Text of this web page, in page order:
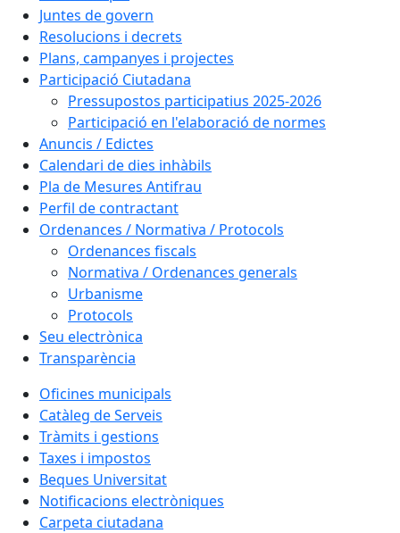
Juntes de govern
Resolucions i decrets
Plans, campanyes i projectes
Participació Ciutadana
Pressupostos participatius 2025-2026
Participació en l'elaboració de normes
Anuncis / Edictes
Calendari de dies inhàbils
Pla de Mesures Antifrau
Perfil de contractant
Ordenances / Normativa / Protocols
Ordenances fiscals
Normativa / Ordenances generals
Urbanisme
Protocols
Seu electrònica
Transparència
Oficines municipals
Catàleg de Serveis
Tràmits i gestions
Taxes i impostos
Beques Universitat
Notificacions electròniques
Carpeta ciutadana